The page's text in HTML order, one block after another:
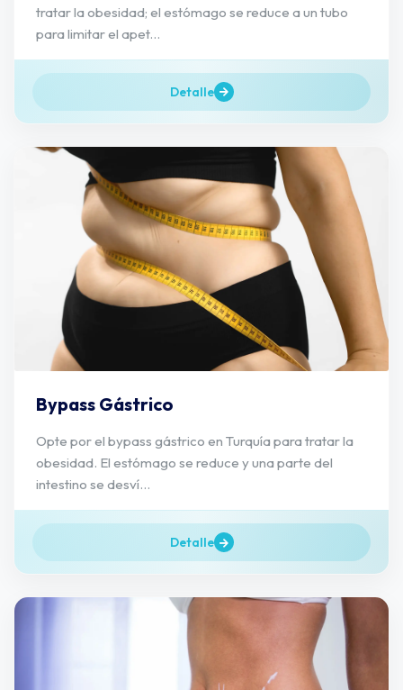
tratar la obesidad; el estómago se reduce a un tubo
para limitar el apet...
Detalle
Bypass Gástrico
Opte por el bypass gástrico en Turquía para tratar la
obesidad. El estómago se reduce y una parte del
intestino se desví...
Detalle